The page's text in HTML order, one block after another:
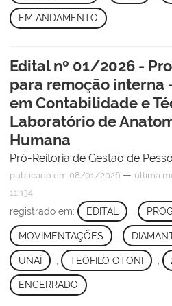
EM ANDAMENTO
Edital nº 01/2026 -
para remoção interna
em Contabilidade e
Laboratório de
Humana
Pró-Reitoria de Gestão de
publicado em 08/01/2026 — última
11h34
registrado em: EDITAL
MOVIMENTAÇÕES
UNAÍ TEÓFILO OTONI
ENCERRADO